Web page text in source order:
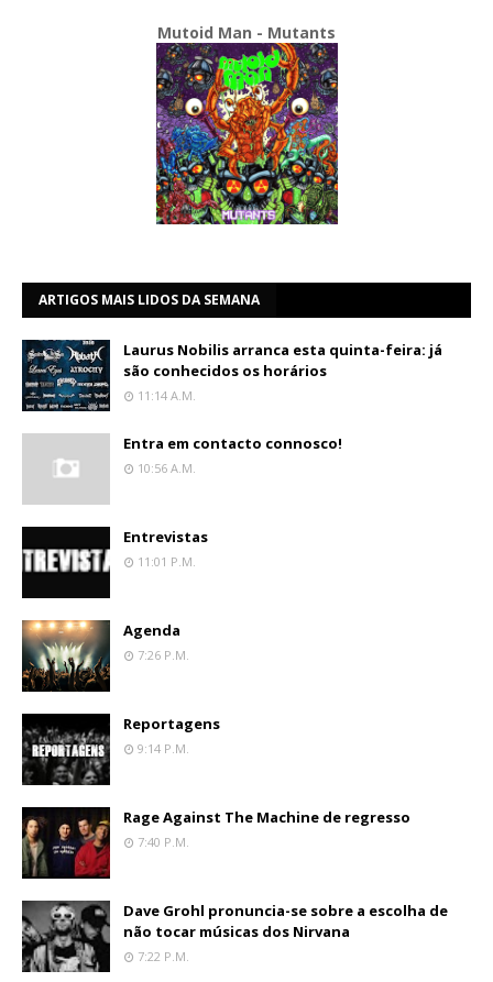
Mutoid Man - Mutants
ARTIGOS MAIS LIDOS DA SEMANA
Laurus Nobilis arranca esta quinta-feira: já
são conhecidos os horários
11:14 A.m.
Entra em contacto connosco!
10:56 A.m.
Entrevistas
11:01 P.m.
Agenda
7:26 P.m.
Reportagens
9:14 P.m.
Rage Against The Machine de regresso
7:40 P.m.
Dave Grohl pronuncia-se sobre a escolha de
não tocar músicas dos Nirvana
7:22 P.m.